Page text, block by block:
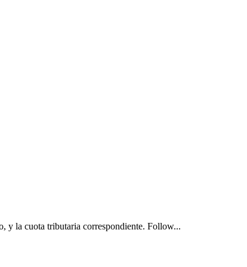
y la cuota tributaria correspondiente. Follow...